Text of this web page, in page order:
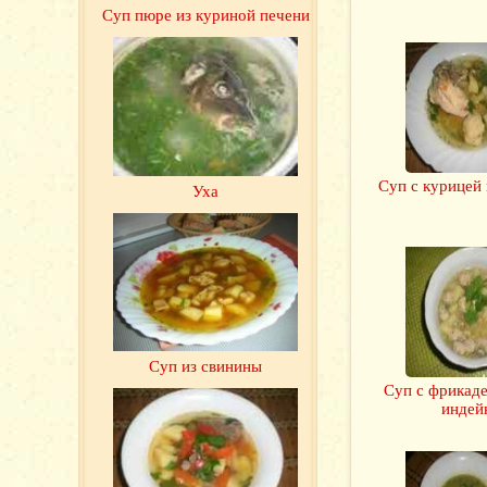
Суп с курицей
Суп с
Суп пюре из куриной печени
Уха
Суп из свинины